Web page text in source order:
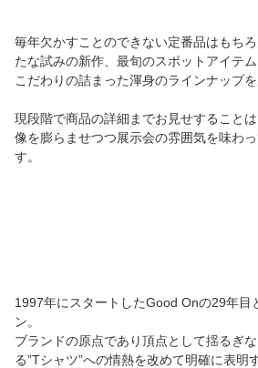
毎年欠かすことのできない定番品はもち
たな試みの新作、最旬のスポットアイテ
こだわりの詰まった渾身のラインナップを
現段階で商品の詳細までお見せすること
像を膨らませつつ展示会の雰囲気を味わ
す。
1997年にスタートしたGood Onの29年目
ン。
ブランドの原点であり頂点として揺るぎ
る”Tシャツ”への情熱を改めて明確に表明